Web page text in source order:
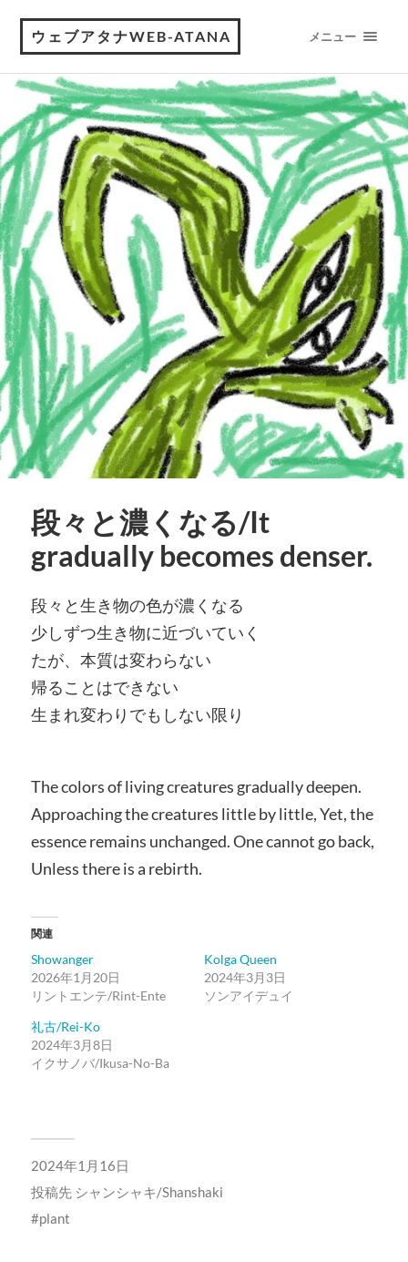
ウェブアタナWEB-ATANA メニュー
段々と濃くなる/It
gradually becomes denser.
段々と生き物の色が濃くなる
少しずつ生き物に近づいていく
たが、本質は変わらない
帰ることはできない
生まれ変わりでもしない限り
The colors of living creatures gradually deepen.
Approaching the creatures little by little, Yet, the
essence remains unchanged. One cannot go back,
Unless there is a rebirth.
関連
Showanger
2026年1月20日
リントエンテ/Rint-Ente
Kolga Queen
2024年3月3日
ソンアイデュイ
礼古/Rei-Ko
2024年3月8日
イクサノバ/Ikusa-No-Ba
2024年1月16日
投稿先 シャンシャキ/Shanshaki
plant